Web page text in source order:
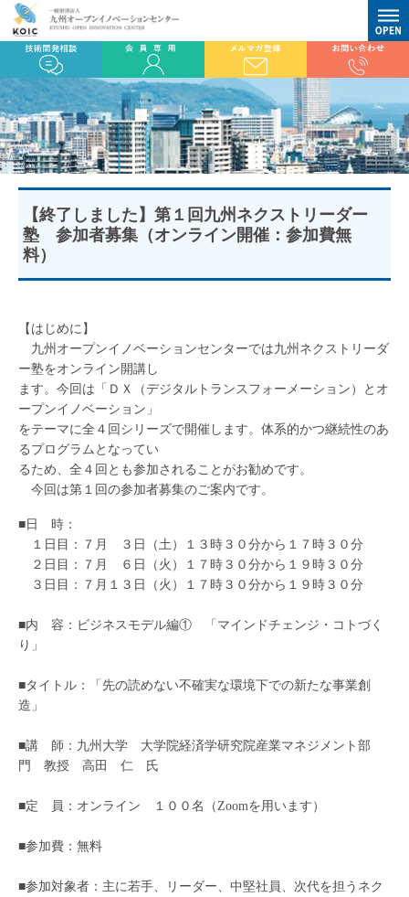
【終了しました】第１回九州ネクストリーダー
塾 参加者募集（オンライン開催：参加費無
料）
【はじめに】
九州オープンイノベーションセンターでは九州ネクストリーダ
ー塾をオンライン開講し
ます。今回は「ＤＸ（デジタルトランスフォーメーション）とオ
ープンイノベーション」
をテーマに全４回シリーズで開催します。体系的かつ継続性のあ
るプログラムとなってい
るため、全４回とも参加されることがお勧めです。
今回は第１回の参加者募集のご案内です。
■日 時：
１日目：７月 ３日（土）１３時３０分から１７時３０分
２日目：７月 ６日（火）１７時３０分から１９時３０分
３日目：７月１３日（火）１７時３０分から１９時３０分
■内 容：ビジネスモデル編① 「マインドチェンジ・コトづく
り」
■タイトル：「先の読めない不確実な環境下での新たな事業創
造」
■講 師：九州大学 大学院経済学研究院産業マネジメント部
門 教授 高田 仁 氏
■定 員：オンライン １００名（Zoomを用います）
■参加費：無料
■参加対象者：主に若手、リーダー、中堅社員、次代を担うネク